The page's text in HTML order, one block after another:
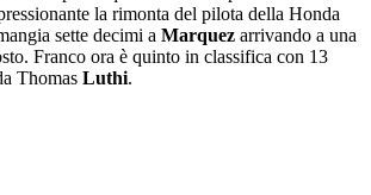
la rimonta del pilota della Honda
sette decimi a Marquez arrivando a una
Franco ora è quinto in classifica con 13
Thomas Luthi.